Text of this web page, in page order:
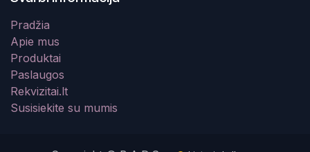
Pradžia
Apie mus
Produktai
Paslaugos
Rekvizitai.lt
Susisiekite su mumis